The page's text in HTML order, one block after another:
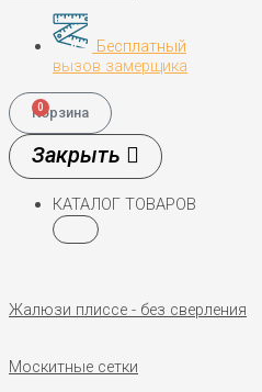
Бесплатный
вызов замерщика
0
Корзина
КАТАЛОГ ТОВАРОВ
Жалюзи плиссе - без сверления
Москитные сетки